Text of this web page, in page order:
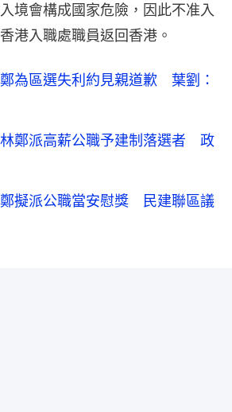
境會構成國家危險，因此不准入
港入職處職員返回香港。
鄭為區選失利約見親道歉 葉劉：
林鄭派高薪公職予建制落選者 政
鄭擬派公職當安慰獎 民建聯區議